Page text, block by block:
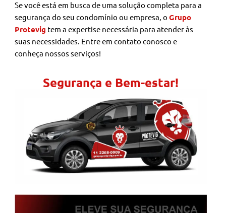
Se você está em busca de uma solução completa para a
segurança do seu condomínio ou empresa, oGrupo
Protevig tem a expertise necessária para atender às
suas necessidades. Entre em contato conosco e
conheça nossos serviços!
Segurança e Bem-estar!